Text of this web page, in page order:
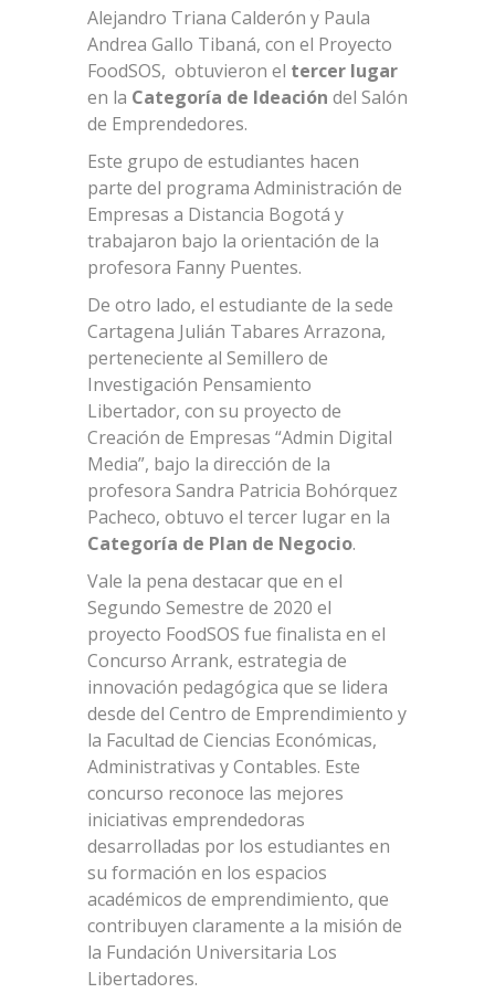
Alejandro Triana Calderón y Paula
Andrea Gallo Tibaná, con el Proyecto
FoodSOS, obtuvieron el tercer lugar
en la Categoría de Ideación del Salón
de Emprendedores.
Este grupo de estudiantes hacen
parte del programa Administración de
Empresas a Distancia Bogotá y
trabajaron bajo la orientación de la
profesora Fanny Puentes.
De otro lado, el estudiante de la sede
Cartagena Julián Tabares Arrazona,
perteneciente al Semillero de
Investigación Pensamiento
Libertador, con su proyecto de
Creación de Empresas “Admin Digital
Media”, bajo la dirección de la
profesora Sandra Patricia Bohórquez
Pacheco, obtuvo el tercer lugar en la
Categoría de Plan de Negocio.
Vale la pena destacar que en el
Segundo Semestre de 2020 el
proyecto FoodSOS fue finalista en el
Concurso Arrank, estrategia de
innovación pedagógica que se lidera
desde del Centro de Emprendimiento y
la Facultad de Ciencias Económicas,
Administrativas y Contables. Este
concurso reconoce las mejores
iniciativas emprendedoras
desarrolladas por los estudiantes en
su formación en los espacios
académicos de emprendimiento, que
contribuyen claramente a la misión de
la Fundación Universitaria Los
Libertadores.